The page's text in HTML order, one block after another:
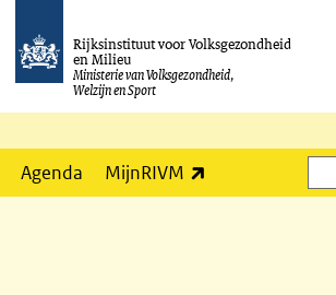
Rijksinstituut voor Volksgezondheid
en Milieu
Ministerie van Volksgezondheid,
Welzijn en Sport
Agenda MijnRIVM
Zoeken